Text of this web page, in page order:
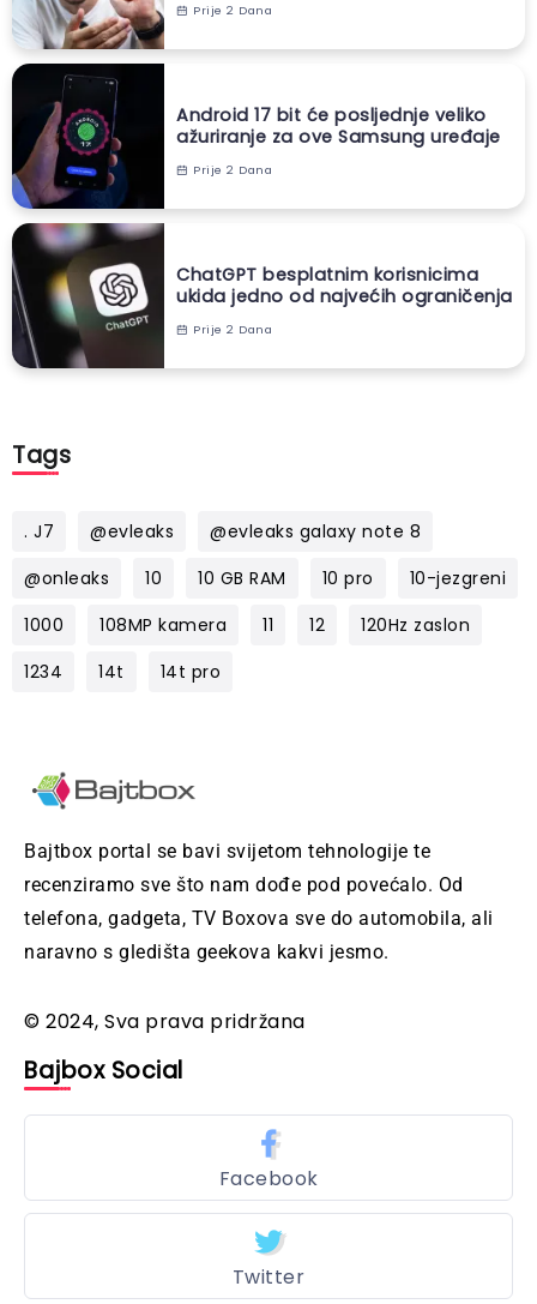
Prije 2 Dana
Android 17 bit će posljednje veliko
ažuriranje za ove Samsung uređaje
Prije 2 Dana
ChatGPT besplatnim korisnicima
ukida jedno od najvećih ograničenja
Prije 2 Dana
Tags
. J7 @evleaks
@evleaks galaxy note 8
@onleaks
10 10 GB RAM 10 pro
10-jezgreni
1000
108MP kamera 11 12
120Hz zaslon
1234
14t 14t pro
Bajtbox portal se bavi svijetom tehnologije te
recenziramo sve što nam dođe pod povećalo. Od
telefona, gadgeta, TV Boxova sve do automobila, ali
naravno s gledišta geekova kakvi jesmo.
© 2024, Sva prava pridržana
Bajbox Social
Facebook
Twitter